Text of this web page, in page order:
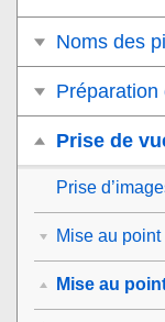
Noms des
Préparation
Prise de
Prise
Mise au point
Mise au